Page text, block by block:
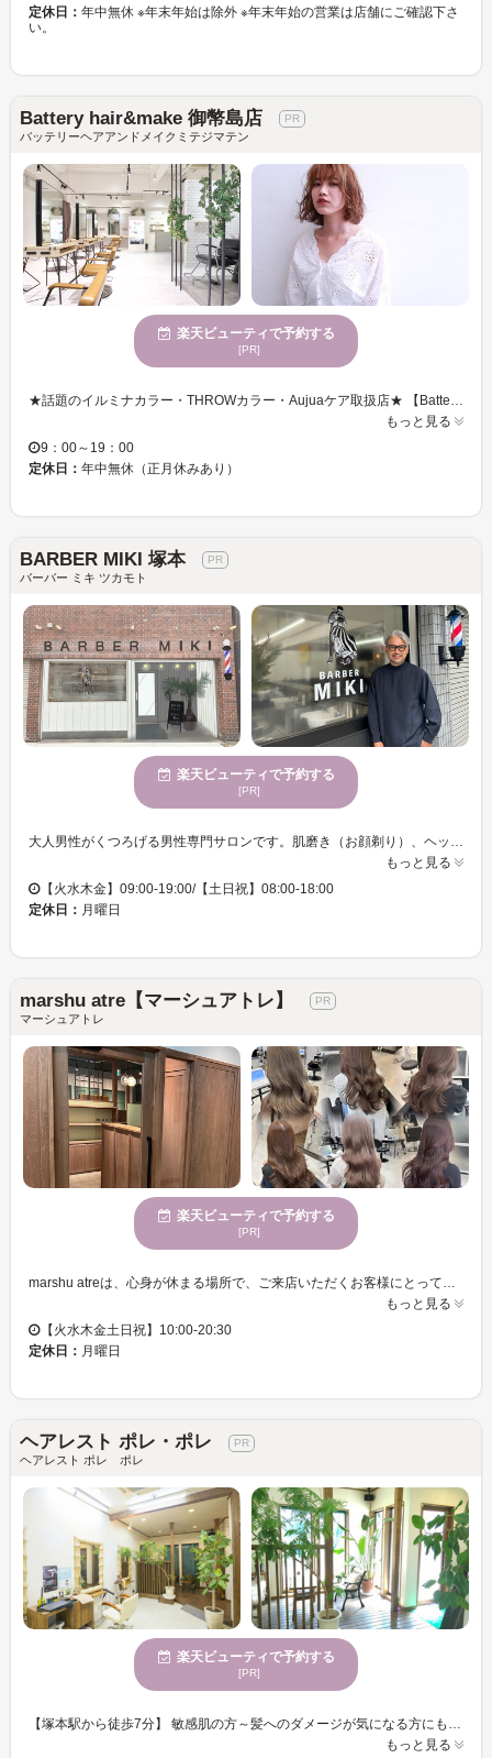
定休日： 年中無休 ※年末年始は除外 ※年末年始の営業は店舗にご確認下さ
い。
Battery hair&make 御幣島店
バッテリーヘアアンドメイクミテジマテン
楽天ビューティで予約する
[PR]
もっと見る
9：00～19：00
定休日： 年中無休（正月休みあり）
BARBER MIKI 塚本
バーバー ミキ ツカモト
楽天ビューティで予約する
[PR]
大人男性がくつろげる男性専門サロンです。肌磨き（お顔剃り）、ヘッドスパなど、リラクゼーションメニューも充実しています。カウンセリングでお悩みやご希望をヒヤリングし清潔感あるデザインを提案いたします。ネット予約が『 x 』の場合でもお電話予約して頂きますとご予約お取り出来る場合もございますので一度お電話にてお問い合わせ下さい。よろしくお願い致します。
もっと見る
【火水木金】09:00-19:00/【土日祝】08:00-18:00
定休日： 月曜日
marshu atre【マーシュアトレ】
マーシュアトレ
楽天ビューティで予約する
[PR]
marshu atreは、心身が休まる場所で、ご来店いただくお客様にとって特別なひとときをお過ごしいただけます。何度も通えるお手頃価格で、気軽に新しい自分を試すことができるため、スタイルチェンジに挑戦したい方にぴったりです。さまざまな年齢の方が利用されるサロンで、どなたでも居心地良く感じていただけます。加えて、お子様連れでも安心してご来店いただけ、個室もご用意しておりますので、プライベート空間でゆったりとした時間を過ごせます。marshu atreで、新たなスタイルを手に入れ、自分らしさを再発見してください。個々のニーズに応じたサービスで、心から満足いただけることをお約束します。
もっと見る
【火水木金土日祝】10:00-20:30
定休日： 月曜日
ヘアレスト ポレ・ポレ
ヘアレスト ポレ ポレ
楽天ビューティで予約する
[PR]
【塚本駅から徒歩7分】 敏感肌の方～髪へのダメージが気になる方にも安心して施術を受けて頂ける様に、オーガニックにこだわったメニューを豊富にご用意しています！当店は「リンパ経絡整体院 プラスメリック」が併設しており、整体とのセットメニューも取り揃えています☆カラーをしながら体のバランスを整えられるので、時間を有効活用したい方にも◎ 皆様のご来店を心よりお待ちしております♪ 【当院の新型コロナ対策について】 当院では、お客様に安心して施術をうけていただくために以下の対策を行っております。 １．施術後は手洗い・手指のアルコール除菌を行い、常に清潔を保っています。 ２．うつ伏せの際にはお一人ずつ使い捨てのフェイスペーパーを使用しております。 ３．お客様やスタッフが手を触れるところは、こまめにアルコール除菌を行っております。 ４．院内の感染予防対策として定期的に換気を行い、加湿器を設置して一定の温度、湿度を保つようにしております。 ５．殺菌・抗ウイルスに優れたアロマを室内に拡散しております。 ＊ご理解・ご協力のほど、何卒宜しくお願い致します。
もっと見る